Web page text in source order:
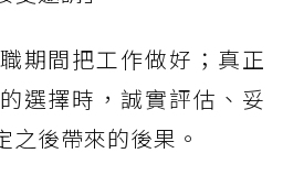
期間把工作做好；真正
選擇時，誠實評估、妥
之後帶來的後果。